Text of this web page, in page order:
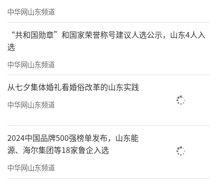
中华网山东频道
“共和国勋章”和国家荣誉称号建议人选公示，山东4人入
选
中华网山东频道
从七夕集体婚礼看婚俗改革的山东实践
中华网山东频道
2024中国品牌500强榜单发布，山东能
源、海尔集团等18家鲁企入选
中华网山东频道